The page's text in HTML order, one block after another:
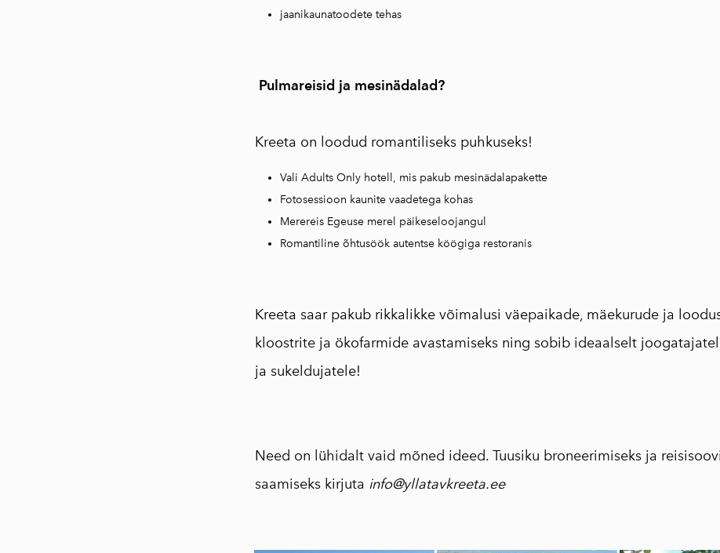
jaanikaunatoodete tehas
Pulmareisid ja mesinädalad?
Kreeta on loodud romantiliseks puhkuseks!
Vali Adults Only hotell, mis pakub mesinädalapakette
Fotosessioon kaunite vaadetega kohas
Merereis Egeuse merel päikeseloojangul
Romantiline õhtusöök autentse köögiga restoranis
Kreeta saar pakub rikkalikke võimalusi väepaikade, mäekurude ja
kloostrite ja ökofarmide avastamiseks ning sobib ideaalselt
ja sukeldujatele!
Need on lühidalt vaid mõned ideed. Tuusiku broneerimiseks ja
saamiseks kirjuta info@yllatavkreeta.ee